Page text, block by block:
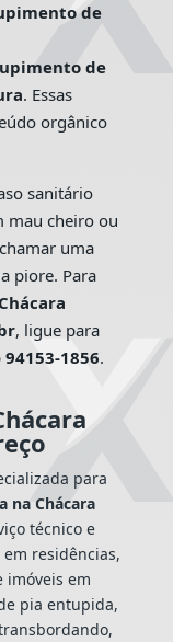
de
de
. Essas
orgânico
sanitário
mau cheiro ou
uma
piore. Para
, ligue para
94153-1856.
para
na Chácara
técnico e
residências,
imóveis em
pia entupida,